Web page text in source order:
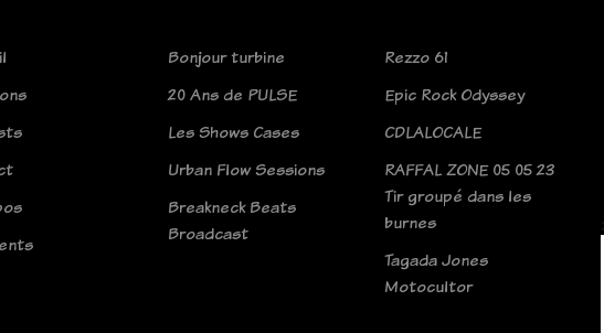
Bonjour turbine
20 Ans de PULSE
Les Shows Cases
Urban Flow Sessions
Breakneck Beats
Broadcast
Rezzo 61
Epic Rock Odyssey
CDLALOCALE
RAFFAL ZONE 05 05 23
Tir groupé dans les
burnes
Tagada Jones
Motocultor